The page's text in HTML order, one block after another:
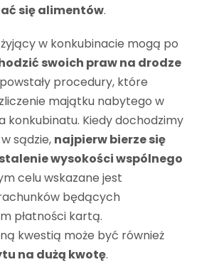
się alimentów.
w konkubinacie mogą po
swoich praw na drodze
procedury, które
majątku nabytego w
konkubinatu. Kiedy dochodzimy
sądzie, najpierw bierze się
wysokości wspólnego
celu wskazane jest
będących
płatności kartą.
kwestią może być również
na dużą kwotę.